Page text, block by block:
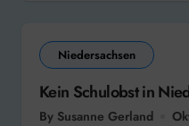
Niedersachsen
Kein Schulobst in
By Susanne Gerland